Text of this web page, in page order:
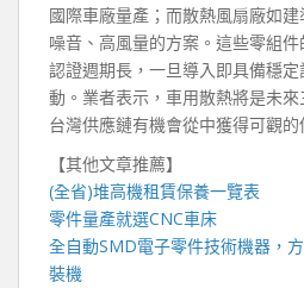
國際車廠量產；而散熱風扇廠如
噪音、高風量的方案。這些零組
認證週期長，一旦導入即具備穩
動。業者表示，車用散熱將是未來
台灣供應鏈有機會從中獲得可觀的
【其他文章推薦】
(全省)堆高機租賃保養一覽表
零件量產就選CNC車床
全自動SMD電子零件技術機器 ，
裝機